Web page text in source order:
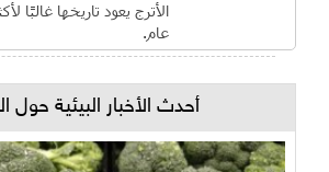
عام.
أحدث الأخبار البيئية حول